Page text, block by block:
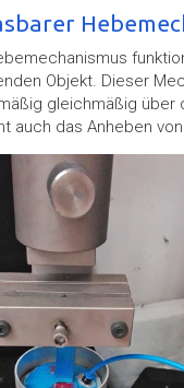
Objekt. Dieser
gleichmäßig über
auch das Anheben